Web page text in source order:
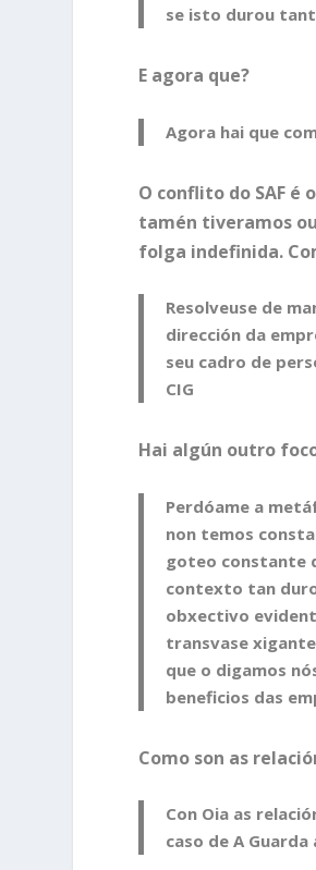
se isto durou
E agora que?
Agora hai que
O conflito do SAF é
tamén tiveramos
folga indefinida.
Resolveuse de
dirección da
seu cadro de
CIG
Hai algún outro
Perdóame a
non temos
goteo constante
contexto tan
obxectivo
transvase
que o digamos
beneficios das
Como son as
Con Oia as
caso de A